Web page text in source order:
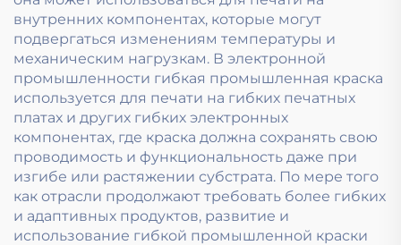
внутренних компонентах, которые могут
подвергаться изменениям температуры и
механическим нагрузкам. В электронной
промышленности гибкая промышленная краска
используется для печати на гибких печатных
платах и других гибких электронных
компонентах, где краска должна сохранять свою
проводимость и функциональность даже при
изгибе или растяжении субстрата. По мере того
как отрасли продолжают требовать более гибких
и адаптивных продуктов, развитие и
использование гибкой промышленной краски